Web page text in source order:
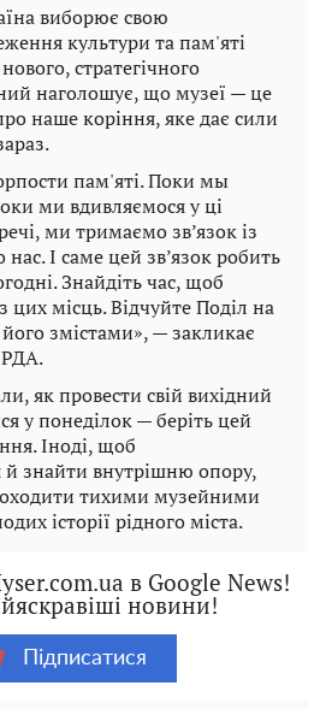
виборює свою
культури та пам'яті
стратегічного
наголошує, що музеї — це
наше коріння, яке дає сили
пам'яті. Поки мы
ми вдивляємося у ці
ми тримаємо зв’язок із
І саме цей зв’язок робить
Знайдіть час, щоб
цих місць. Відчуйте Поділ на
змістами», — закликає
РДА.
як провести свій вихідний
у понеділок — беріть цей
Іноді, щоб
й знайти внутрішню опору,
тихими музейними
історії рідного міста.
в Google News!
новини!
Підписатися